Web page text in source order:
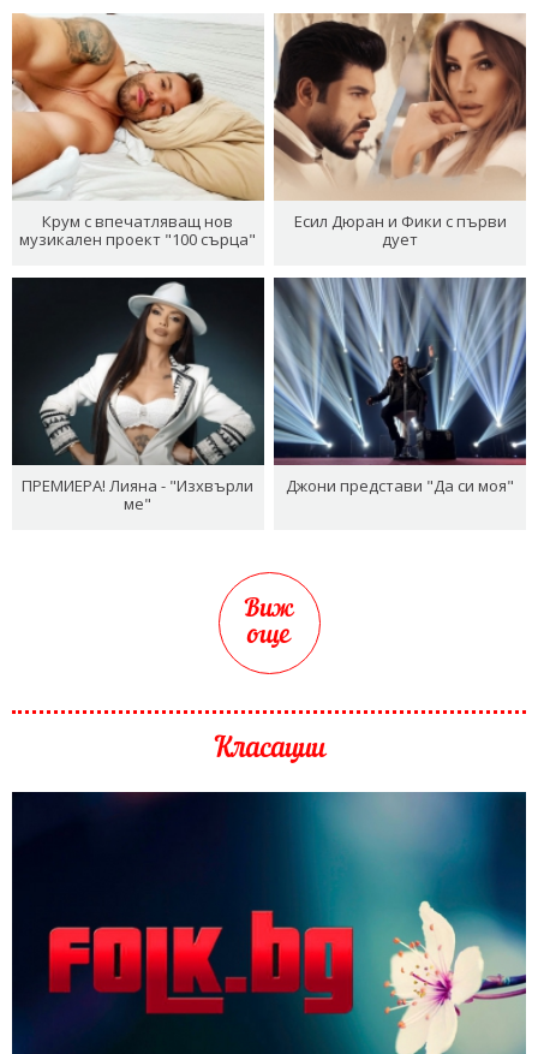
Крум с впечатляващ нов
музикален проект "100 сърца"
Есил Дюран и Фики с първи
дует
ПРЕМИЕРА! Лияна - "Изхвърли
ме"
Джони представи "Да си моя"
Виж
още
Класации